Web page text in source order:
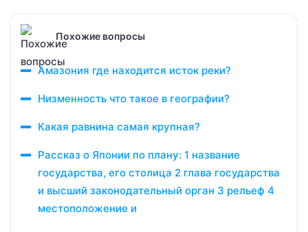
Похожие вопросы
Амазония где находится исток реки?
Низменность что такое в географии?
Какая равнина самая крупная?
Рассказ о Японии по плану: 1 название
государства, его столица 2 глава государства
и высший законодательный орган 3 рельеф 4
местоположение и